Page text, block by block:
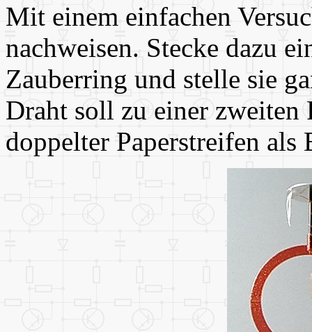
Mit einem einfachen
nachweisen. Stecke dazu
Zauberring und stelle sie
Draht soll zu einer zweiten
doppelter Paperstreifen